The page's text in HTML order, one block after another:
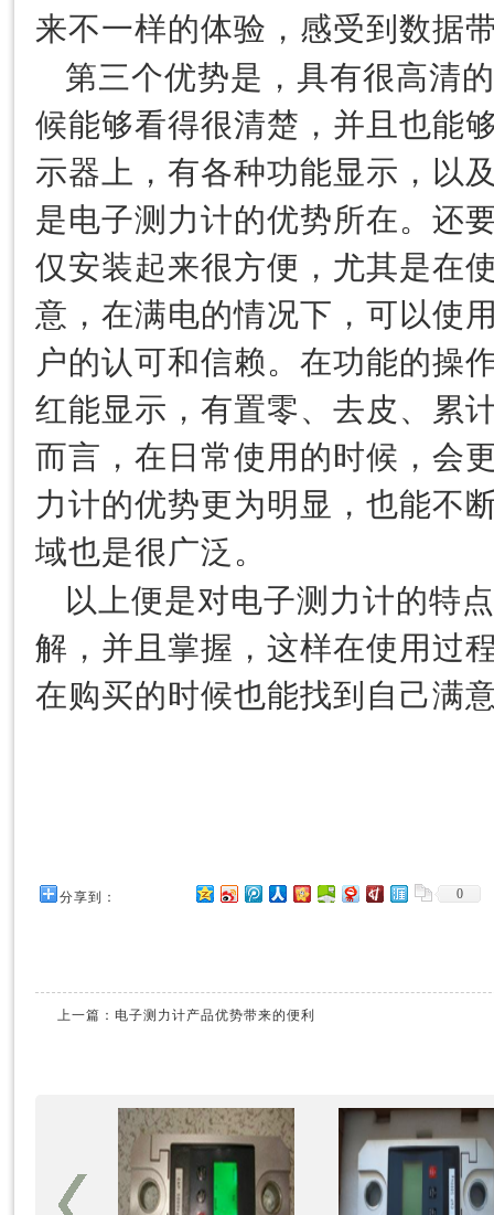
来不一样的体验，感受到数据
第三个优势是，具有很高清的
候能够看得很清楚，并且也能
示器上，有各种功能显示，以
是电子测力计的优势所在。还
仅安装起来很方便，尤其是在
意，在满电的情况下，可以使
户的认可和信赖。在功能的操
红能显示，有置零、去皮、累
而言，在日常使用的时候，会
力计的优势更为明显，也能不
域也是很广泛。
以上便是对电子测力计的特
解，并且掌握，这样在使用过
在购买的时候也能找到自己满
分享到： 0
上一篇： 电子测力计产品优势带来的便利